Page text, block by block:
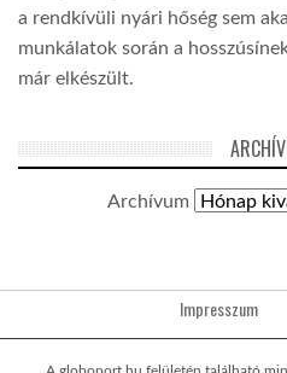
a rendkívüli nyári hőség sem
munkálatok során a
már elkészült.
Archívum
Impresszum